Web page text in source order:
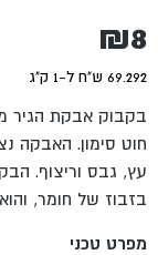
₪8
69.292 ש"ח ל-1 ק"ג
חוט סימון. האבקה
עץ, גבס וריצוף.
בזבוז של חומר,
מפרט טכני